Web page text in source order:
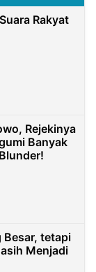
Rakyat
Rejekinya
Banyak
Besar, tetapi
Menjadi